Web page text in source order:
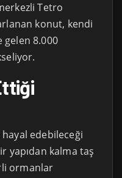
Tetro
konut, kendi
gelen 8.000
edebileceği
yapıdan kalma taş
ormanlar